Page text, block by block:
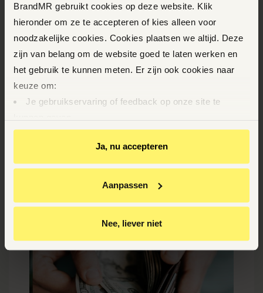
BrandMR gebruikt cookies op deze website. Klik
hieronder om ze te accepteren of kies alleen voor
noodzakelijke cookies. Cookies plaatsen we altijd. Deze
zijn van belang om de website goed te laten werken en
het gebruik te kunnen meten. Er zijn ook cookies naar
keuze om:
Je gebruikservaring of feedback op onze site te
Op basis van je gedrag je relevantere informatie op
onze website en via e-mails te kunnen geven
Youtube-video’s te kunnen bekijken
Relevante aanbiedingen van BrandMR op andere sites
Door op ‘Ja, nu accepteren’ te klikken ga je akkoord met
het plaatsen van deze cookies.
Ja, nu accepteren
Aanpassen
Nee, liever niet
problemen rond betaald ouderschapsverlof.
Bij de meeste bedrijven wordt hier netjes mee
omgegaan. Althans, dat dacht ik.
LEES MEER